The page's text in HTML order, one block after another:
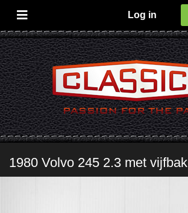
Log in
1980 Volvo 245 2.3 met vijfbak